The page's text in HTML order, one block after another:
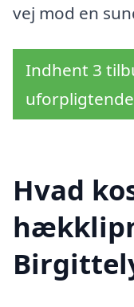
vej mod en
Indhent 3
uforpligtende
Hvad